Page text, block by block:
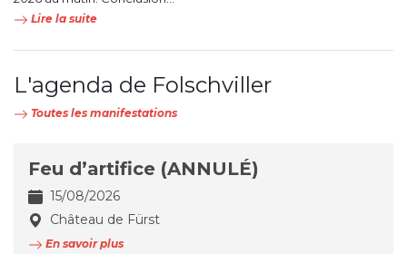
Lire la suite
L'agenda de Folschviller
Toutes les manifestations
Feu d’artifice (ANNULÉ)
15/08/2026
Château de Fürst
En savoir plus